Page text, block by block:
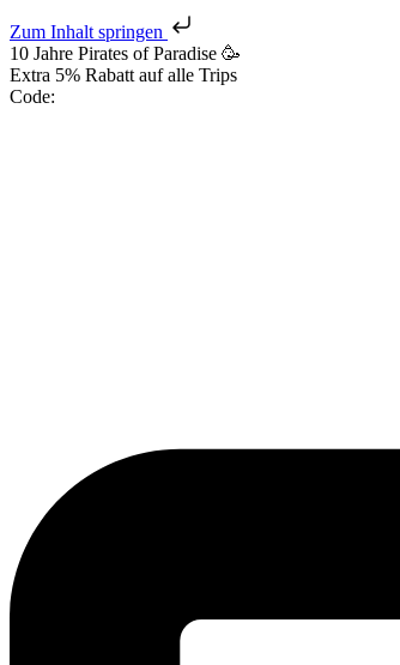
Zum Inhalt springen
10 Jahre Pirates of Paradise 🥳
Extra 5% Rabatt auf alle Trips
Code: